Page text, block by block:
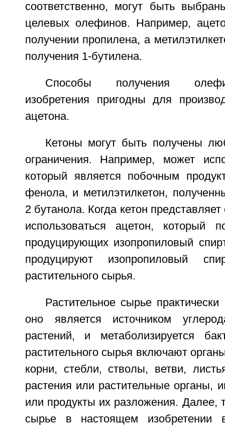
соответственно, могут быть
целевых олефинов. Например,
получении пропилена, а
получения 1-бутилена.
Способы получения
изобретения пригодны для
ацетона.
Кетоны могут быть получены
ограничения. Например, может
который является побочным
фенола, и метилэтилкетон,
2 бутанола. Когда кетон
использоваться ацетон, который
продуцирующих изопропиловый
продуцируют изопропиловый
растительного сырья.
Растительное сырье
оно является источником
растений, и метаболизируется
растительного сырья включают
корни, стебли, стволы, ветви,
растения или растительные органы,
или продукты их разложения. Далее,
сырье в настоящем изобретении